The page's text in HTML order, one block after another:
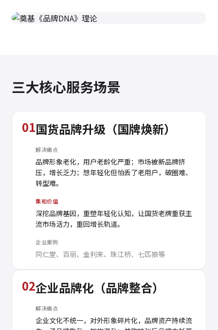
三大核心服务场景
01国货品牌升级（国牌焕新）
解决痛点
品牌形象老化，用户老龄化严重；市场被新品牌挤
压，增长乏力；想年轻化但怕丢了老用户，破圈难、
转型难。
集和价值
深挖品牌基因，重塑年轻化认知，让国货老牌重获主
流市场活力，重回增长轨道。
企业案例
同仁堂、百丽、金利来、珠江桥、七匹狼等
02企业品牌化（品牌整合）
解决痛点
企业文化不统一，对外形象碎片化，品牌资产持续流